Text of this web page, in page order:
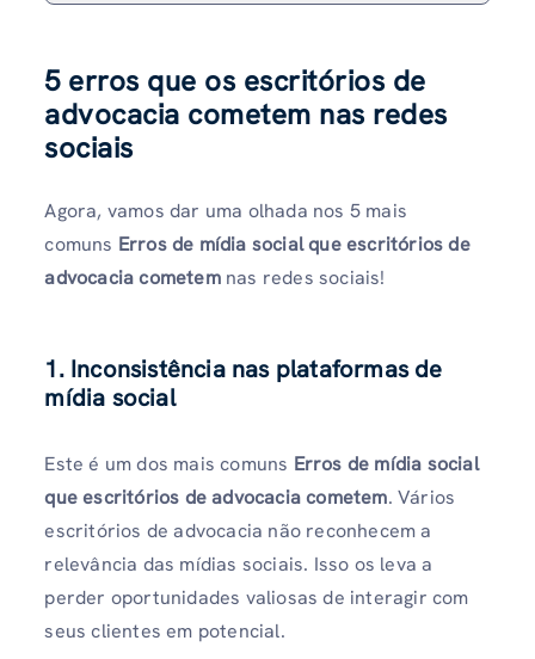
5 erros que os escritórios de
advocacia cometem nas redes
sociais
Agora, vamos dar uma olhada nos 5 mais
comuns Erros de mídia social que escritórios de
advocacia cometem nas redes sociais!
1. Inconsistência nas plataformas de
mídia social
Este é um dos mais comuns Erros de mídia social
que escritórios de advocacia cometem. Vários
escritórios de advocacia não reconhecem a
relevância das mídias sociais. Isso os leva a
perder oportunidades valiosas de interagir com
seus clientes em potencial.